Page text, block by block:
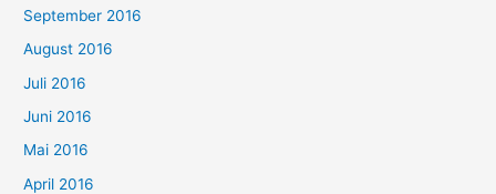
September 2016
August 2016
Juli 2016
Juni 2016
Mai 2016
April 2016